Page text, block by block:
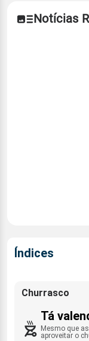
Notícias
Índices
Churrasco
Tá
Mesmo que
aproveitar o